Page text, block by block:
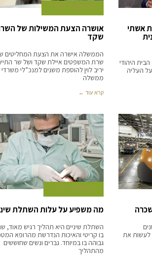
אשתי
הבית היהודי
העליה
15 באוקטובר 2017
אושרה הצעת המשילות של
שקד
הממשלה אישרה את הצעת המחליטים
שרת המשפטים איילת שקד ושל שר
יריב לוין להוספת משנים למנכ”לי משרדי
ממשלה
קרא עוד ←
לעשות את
3 באוקטובר 2017
מה משפיע על עלות השתלת
השתלת שיניים היא תהליך רגיש מאוד,
בו קריטי והאיכות הנדרשת מהרופא
גבוהה בו במיוחד. גברים ונשים שחוששים
מהתהליך